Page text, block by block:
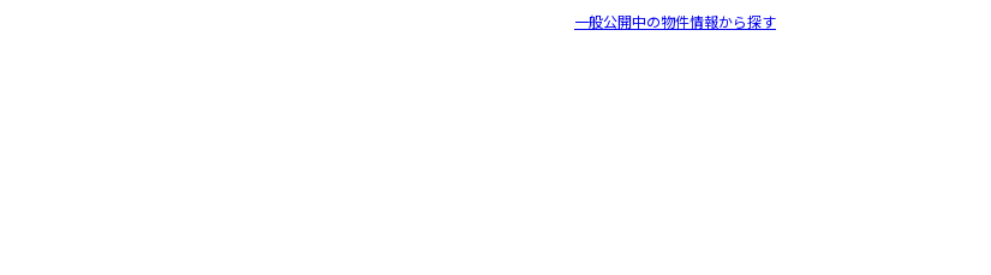
一般公開中の物件情報から探す